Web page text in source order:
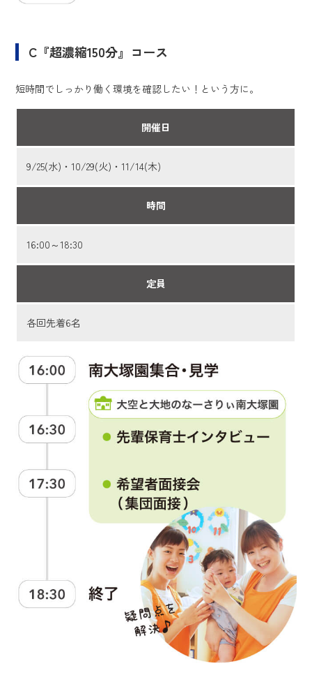
C『超濃縮150分』コース
短時間でしっかり働く環境を確認したい！という方に。
開催日
9/25(水)・10/29(火)・11/14(木)
時間
16:00～18:30
定員
各回先着6名